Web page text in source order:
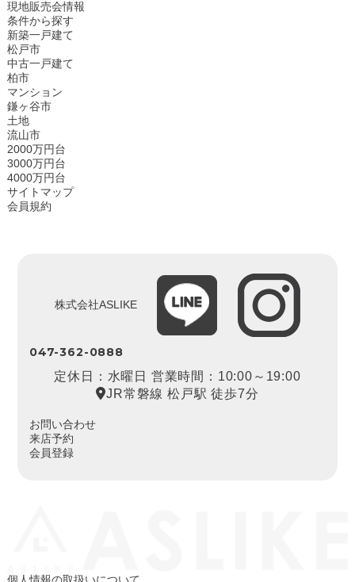
現地販売会情報
条件から探す
新築一戸建て
松戸市
中古一戸建て
柏市
マンション
鎌ヶ谷市
土地
流山市
2000万円台
3000万円台
4000万円台
サイトマップ
会員規約
株式会社ASLIKE
047-362-0888
定休日：水曜日 営業時間：10:00～19:00
JR常磐線 松戸駅 徒歩7分
お問い合わせ
来店予約
会員登録
個人情報の取扱いについて